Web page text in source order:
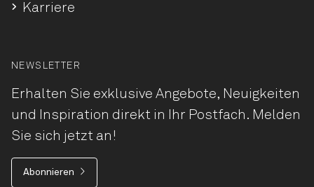
Karriere
NEWSLETTER
Erhalten Sie exklusive Angebote, Neuigkeiten
und Inspiration direkt in Ihr Postfach. Melden
Sie sich jetzt an!
Abonnieren